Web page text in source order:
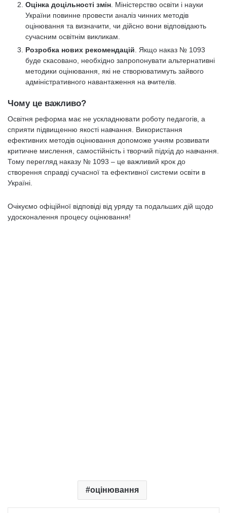
Оцінка доцільності змін. Міністерство освіти і науки
України повинне провести аналіз чинних методів
оцінювання та визначити, чи дійсно вони відповідають
сучасним освітнім викликам.
Розробка нових рекомендацій. Якщо наказ № 1093
буде скасовано, необхідно запропонувати альтернативні
методики оцінювання, які не створюватимуть зайвого
адміністративного навантаження на вчителів.
Чому це важливо?
Освітня реформа має не ускладнювати роботу педагогів, а
сприяти підвищенню якості навчання. Використання
ефективних методів оцінювання допоможе учням розвивати
критичне мислення, самостійність і творчий підхід до навчання.
Тому перегляд наказу № 1093 – це важливий крок до
створення справді сучасної та ефективної системи освіти в
Україні.
Очікуємо офіційної відповіді від уряду та подальших дій щодо
удосконалення процесу оцінювання!
оцінювання